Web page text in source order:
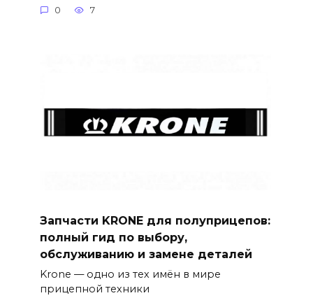
0 7
Запчасти KRONE для полуприцепов:
полный гид по выбору,
обслуживанию и замене деталей
Krone — одно из тех имён в мире
прицепной техники